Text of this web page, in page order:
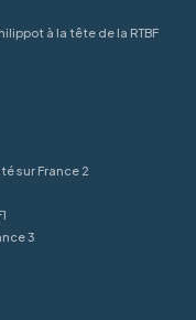
à la tête de la RTBF
sur France 2
3